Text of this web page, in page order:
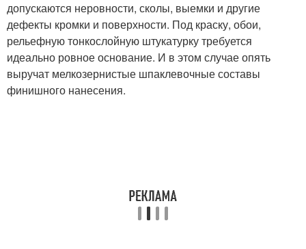
допускаются неровности, сколы, выемки и другие
дефекты кромки и поверхности. Под краску, обои,
рельефную тонкослойную штукатурку требуется
идеально ровное основание. И в этом случае опять
выручат мелкозернистые шпаклевочные составы
финишного нанесения.